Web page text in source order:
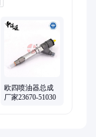
欧四喷油器总成
厂家23670-51030